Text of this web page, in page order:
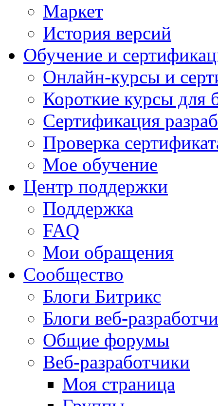
Маркет
История версий
Обучение и
Онлайн-курсы и
Короткие курсы для
Сертификация
Проверка
Мое обучение
Центр поддержки
Поддержка
FAQ
Мои обращения
Сообщество
Блоги Битрикс
Блоги веб-
Общие форумы
Веб-разработчики
Моя страница